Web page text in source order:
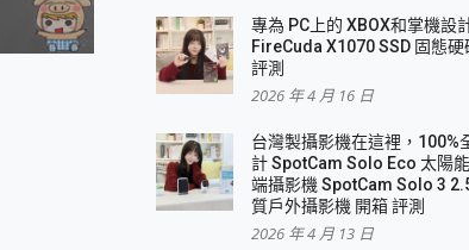
線急速行動電源 開箱 評測
您優異的安全性與強大供電效能
4K IPS 輕薄商用智慧聯網螢幕 開箱 評測
M3 3 in 1可攜摺疊無線充電器 開箱 評測
，音質、通話也很優質
專為 PC上的 XBOX和掌機設
FireCuda X1070 SSD 固態硬
評測
2026 年 4 月 16 日
台灣製攝影機在這裡，100%
計 SpotCam Solo Eco 太陽
端攝影機 SpotCam Solo 3
質戶外攝影機 開箱 評測
2026 年 4 月 13 日